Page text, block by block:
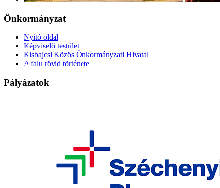
Önkormányzat
Nyitó oldal
Képviselő-testület
Kisbajcsi Közös Önkormányzati Hivatal
A falu rövid története
Pályázatok